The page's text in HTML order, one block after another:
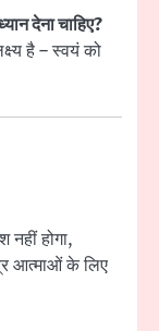
देना चाहिए?
है – स्वयं को
नहीं होगा,
आत्माओं के लिए